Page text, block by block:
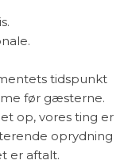
tidspunkt
før gæsterne.
op, vores ting er
oprydning
er aftalt.